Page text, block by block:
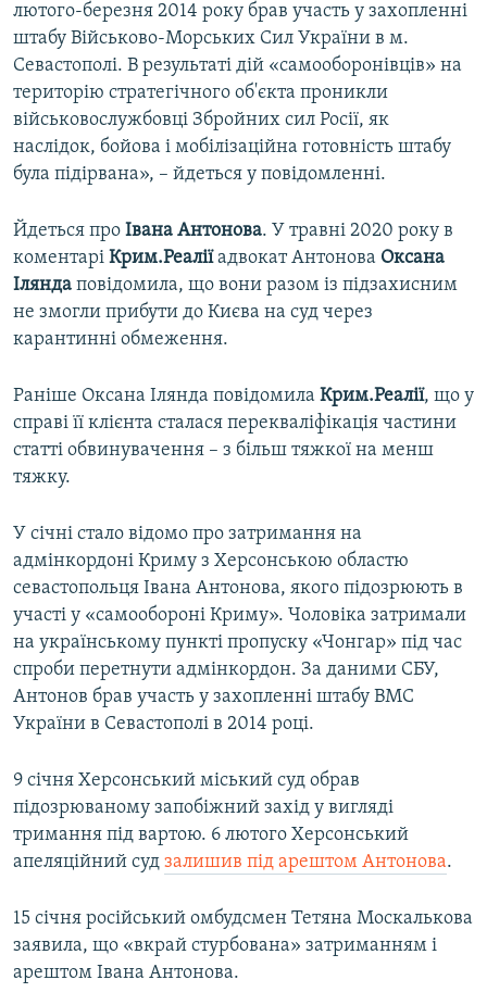
лютого-березня 2014 року брав участь у захопленні
штабу Військово-Морських Сил України в м.
Севастополі. В результаті дій «самооборонівців» на
територію стратегічного об'єкта проникли
військовослужбовці Збройних сил Росії, як
наслідок, бойова і мобілізаційна готовність штабу
була підірвана», – йдеться у повідомленні.
Йдеться про Івана Антонова. У травні 2020 року в
коментарі Крим.Реаліїадвокат Антонова Оксана
Ілянда повідомила, що вони разом із підзахисним
не змогли прибути до Києва на суд через
карантинні обмеження.
Раніше Оксана Ілянда повідомила Крим.Реалії, що у
справі її клієнта сталася перекваліфікація частини
статті обвинувачення – з більш тяжкої на менш
тяжку.
У січні стало відомо про затримання на
адмінкордоні Криму з Херсонською областю
севастопольця Івана Антонова, якого підозрюють в
участі у «самообороні Криму». Чоловіка затримали
на українському пункті пропуску «Чонгар» під час
спроби перетнути адмінкордон. За даними СБУ,
Антонов брав участь у захопленні штабу ВМС
України в Севастополі в 2014 році.
9 січня Херсонський міський суд обрав
підозрюваному запобіжний захід у вигляді
тримання під вартою. 6 лютого Херсонський
апеляційний суд залишив під арештом Антонова.
15 січня російський омбудсмен Тетяна Москалькова
заявила, що «вкрай стурбована» затриманням і
арештом Івана Антонова.